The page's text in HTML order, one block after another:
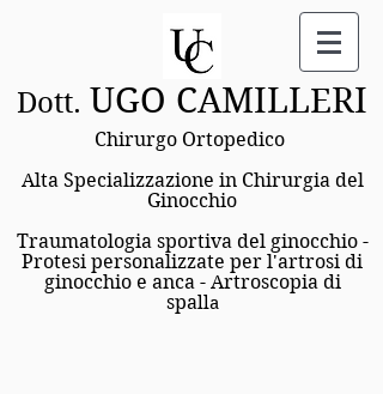
Dott. UGO CAMILLERI
Chirurgo Ortopedico
Alta Specializzazione in Chirurgia del
Ginocchio
Traumatologia sportiva del ginocchio -
Protesi personalizzate per l'artrosi di
ginocchio e anca - Artroscopia di
spalla